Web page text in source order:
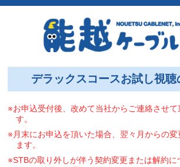
デラックスコースお試し視聴
※お申込受付後、改めて当社からご連絡させて
す。
※月末にお申込を頂いた場合、翌々月からの変
ます。
※STBの取り外しが伴う契約変更または解約に